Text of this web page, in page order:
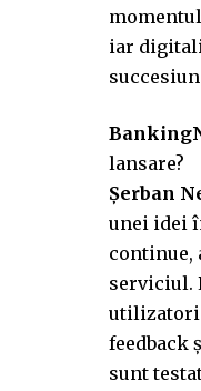
iar
lansare?
Șerban
unei idei
continue,
serviciul.
utilizatori.
feedback
sunt